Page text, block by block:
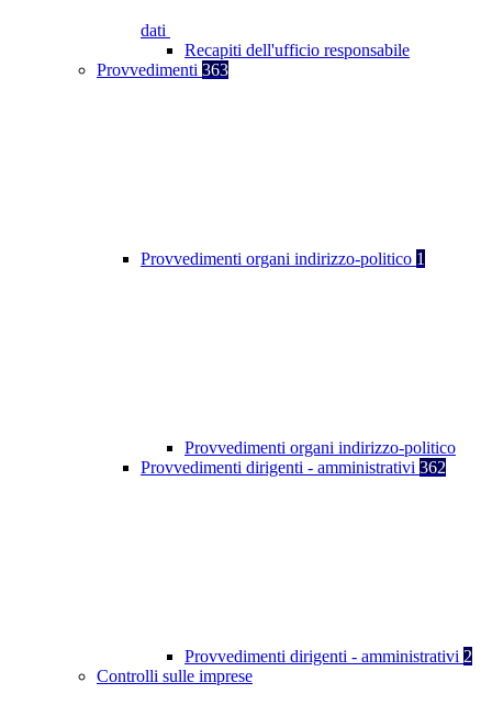
dati
Recapiti dell'ufficio responsabile
Provvedimenti 363
Provvedimenti organi indirizzo-politico 1
Provvedimenti organi indirizzo-politico
Provvedimenti dirigenti - amministrativi 362
Provvedimenti dirigenti - amministrativi 2
Controlli sulle imprese